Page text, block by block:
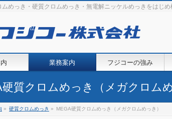
ムめっき・硬質クロムめっき・無電解ニッケルめっきをはじ
業務案内 フジコーの強み
硬質クロムめっき（メガクロムめ
» 硬質クロムめっき » MEGA硬質クロムめっき（メガクロムめっき）